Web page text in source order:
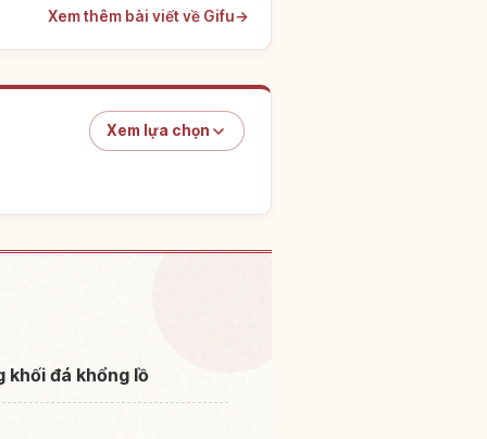
Xem thêm bài viết về Gifu→
Xem lựa chọn
khối đá khổng lồ